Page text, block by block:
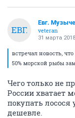
ЕВГ.
Евг.
veteran
31 марта 2018
встречал новость,
50% морской рыбы
Чего только не
России хватает
покупать лосося
дешевле.